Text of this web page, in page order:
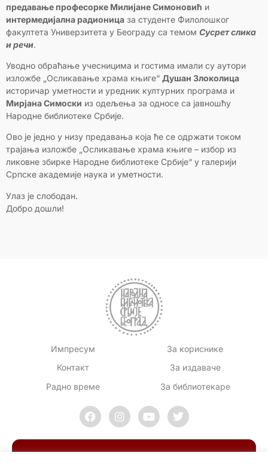
предавање професорке Милијане Симоновић и
интермедијална радионица за студенте Филолошког
факултета Универзитета у Београду са темом Сусрет слика
и речи.
Уводно обраћање учесницима и гостима имали су аутори
изложбе „Осликавање храма књиге“ Душан Злоколица
историчар уметности и уредник културних програма и
Мирјана Симоски из одељења за односе са јавношћу
Народне библиотеке Србије.
Ово је једно у низу предавања која ће се одржати током
трајања изложбе „Осликавање храма књиге – избор из
ликовне збирке Народне библиотеке Србије“ у галерији
Српске академије наука и уметности.
Улаз је слободан.
Добро дошли!
Импресум
Контакт
Радно време
За кориснике
За издаваче
За библиотекаре